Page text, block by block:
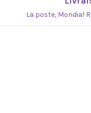
La poste, Mondial